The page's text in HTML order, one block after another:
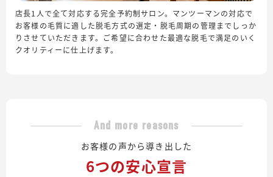
店長1人で全て対応する完全予約制サロン。マンツーマンの対応で
お客様の毛質に適した脱毛方式の選定・脱毛周期の管理までしっか
りさせていただきます。ご希望に合わせた最適な脱毛で満足のいく
クオリティーに仕上げます。
And more reasons
お客様の声から導き出した
6つの安心宣言